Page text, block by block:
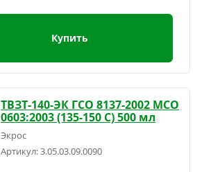
Купить
ТВЗТ-140-ЭК ГСО 8137-2002 МСО
0603:2003 (135-150 С) 500 мл
Экрос
Артикул:3.05.03.09.0090